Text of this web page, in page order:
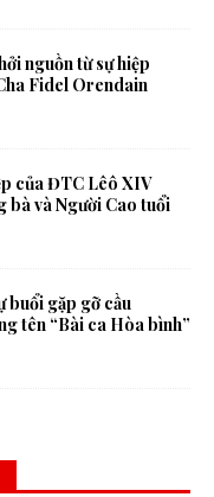
nguồn từ sự hiệp
Fidel Orendain
của ĐTC Lêô XIV
bà và Người Cao tuổi
buổi gặp gỡ cầu
tên “Bài ca Hòa bình”